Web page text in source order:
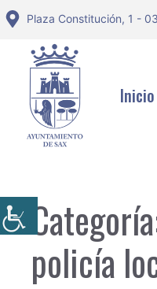
Saltar
contenido
Plaza Constitución, 1 -
Inicio
policía